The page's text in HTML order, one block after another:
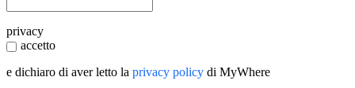
privacy
accetto
e dichiaro di aver letto la privacy policy di MyWhere